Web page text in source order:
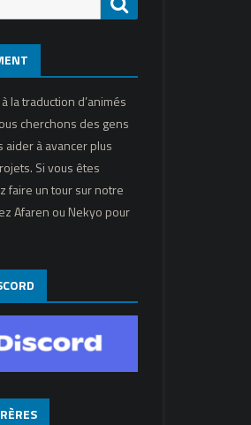
la traduction d’animés
cherchons des gens
à avancer plus
Si vous êtes
faire un tour sur notre
Afaren ou Nekyo pour